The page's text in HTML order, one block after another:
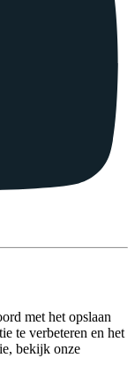
met het opslaan
te verbeteren en het
bekijk onze